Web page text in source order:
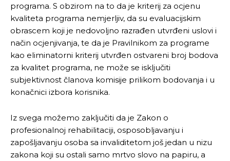
programa. S obzirom na to da je kriterij za ocjenu
kvaliteta programa nemjerljiv, da su evaluacijskim
obrascem koji je nedovoljno razrađen utvrđeni uslovi i
način ocjenjivanja, te da je Pravilnikom za programe
kao eliminatorni kriterij utvrđen ostvareni broj bodova
za kvalitet programa, ne može se isključiti
subjektivnost članova komisije prilikom bodovanja i u
konačnici izbora korisnika.
Iz svega možemo zaključiti da je Zakon o
profesionalnoj rehabilitaciji, osposobljavanju i
zapošljavanju osoba sa invaliditetom još jedan u nizu
zakona koji su ostali samo mrtvo slovo na papiru, a